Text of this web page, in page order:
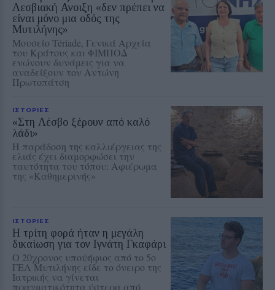
Λεσβιακή Ανοιξη «δεν πρέπει να
είναι μόνο μια οδός της
Μυτιλήνης»
Μουσείο Tériade, Γενικά Αρχεία
του Κράτους και ΦΙΜΠΟΔ
ενώνουν δυνάμεις για να
αναδείξουν τον Αντώνη
Πρωτοπάτση
ΙΣΤΟΡΙΕΣ
«Στη Λέσβο ξέρουν από καλό
λάδι»
Η παράδοση της καλλιέργειας της
ελιάς έχει διαμορφώσει την
ταυτότητα του τόπου: Αφιέρωμα
της «Καθημερινής»
ΙΣΤΟΡΙΕΣ
Η τρίτη φορά ήταν η μεγάλη
δικαίωση για τον Ιγνάτη Γκαφάρι
Ο 20χρονος υποψήφιος από το 5ο
ΓΕΛ Μυτιλήνης είδε το όνειρο της
Ιατρικής να γίνεται
πραγματικότητα ύστερα από